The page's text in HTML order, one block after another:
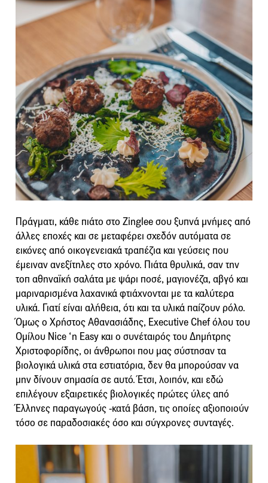
Πράγματι, κάθε πιάτο στο Zinglee σου ξυπνά μνήμες από
άλλες εποχές και σε μεταφέρει σχεδόν αυτόματα σε
εικόνες από οικογενειακά τραπέζια και γεύσεις που
έμειναν ανεξίτηλες στο χρόνο. Πιάτα θρυλικά, σαν την
τοπ αθηναϊκή σαλάτα με ψάρι ποσέ, μαγιονέζα, αβγό και
μαριναρισμένα λαχανικά φτιάχνονται με τα καλύτερα
υλικά. Γιατί είναι αλήθεια, ότι και τα υλικά παίζουν ρόλο.
Όμως ο Χρήστος Αθανασιάδης, Executive Chef όλου του
Ομίλου Nice ‘n Easy και ο συνέταιρός του Δημήτρης
Χριστοφορίδης, οι άνθρωποι που μας σύστησαν τα
βιολογικά υλικά στα εστιατόρια, δεν θα μπορούσαν να
μην δίνουν σημασία σε αυτό. Έτσι, λοιπόν, και εδώ
επιλέγουν εξαιρετικές βιολογικές πρώτες ύλες από
Έλληνες παραγωγούς -κατά βάση, τις οποίες αξιοποιούν
τόσο σε παραδοσιακές όσο και σύγχρονες συνταγές.